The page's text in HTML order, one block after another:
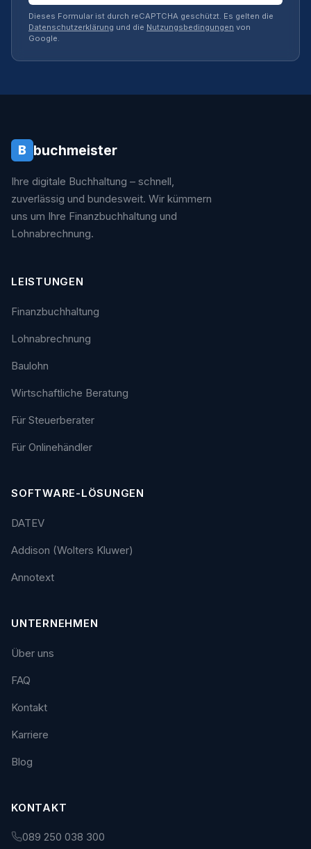
Dieses Formular ist durch reCAPTCHA geschützt. Es gelten die
Datenschutzerklärung und die Nutzungsbedingungen von
Google.
B buchmeister
Ihre digitale Buchhaltung – schnell,
zuverlässig und bundesweit. Wir kümmern
uns um Ihre Finanzbuchhaltung und
Lohnabrechnung.
LEISTUNGEN
Finanzbuchhaltung
Lohnabrechnung
Baulohn
Wirtschaftliche Beratung
Für Steuerberater
Für Onlinehändler
SOFTWARE-LÖSUNGEN
DATEV
Addison (Wolters Kluwer)
Annotext
UNTERNEHMEN
Über uns
FAQ
Kontakt
Karriere
Blog
KONTAKT
089 250 038 300